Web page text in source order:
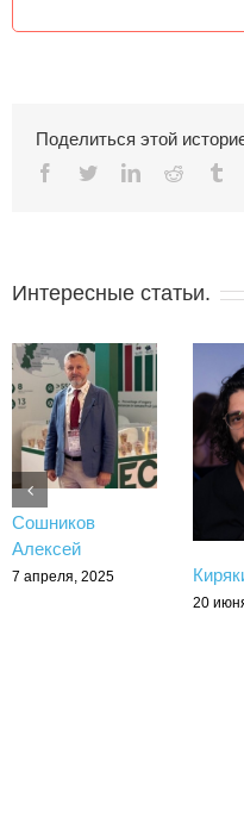
Поделиться этой
Facebook
TwitterLinkedinReddit
Интересные статьи.
Сошников
Алексей
7 апреля, 2025
20